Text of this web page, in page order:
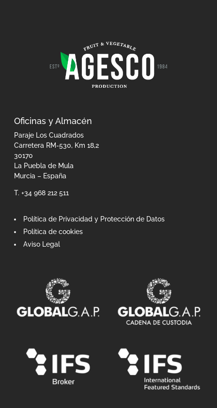
Oficinas y Almacén
Paraje Los Cuadrados
Carretera RM-530, Km 18,2
30170
La Puebla de Mula
Murcia – España
T. +34 968 212 511
Política de Privacidad y Protección de Datos
Política de cookies
Aviso Legal